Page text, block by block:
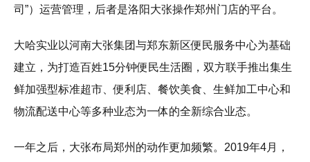
司”）运营管理，后者是洛阳大张操作郑州门店的平台。
大哈实业以河南大张集团与郑东新区便民服务中心为基础
建立，为打造百姓15分钟便民生活圈，双方联手推出集生
鲜加强型标准超市、便利店、餐饮美食、生鲜加工中心和
物流配送中心等多种业态为一体的全新综合业态。
一年之后，大张布局郑州的动作更加频繁。2019年4月，